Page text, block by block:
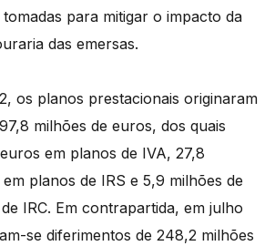
tomadas para mitigar o impacto da
das emersas.
os planos prestacionais originaram
milhões de euros, dos quais
em planos de IVA, 27,8
planos de IRS e 5,9 milhões de
IRC. Em contrapartida, em julho
se diferimentos de 248,2 milhões